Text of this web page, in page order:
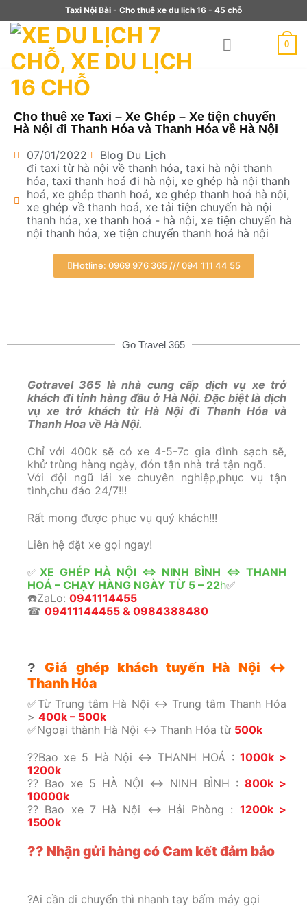
Taxi Nội Bài - Cho thuê xe du lịch 16 - 45 chỗ
0
Cho thuê xe Taxi – Xe Ghép – Xe tiện chuyến
Hà Nội đi Thanh Hóa và Thanh Hóa về Hà Nội
07/01/2022
Blog Du Lịch
đi taxi từ hà nội về thanh hóa, taxi hà nội thanh
hóa, taxi thanh hoá đi hà nội, xe ghép hà nội thanh
hoá, xe ghép thanh hoá, xe ghép thanh hoá hà nội,
xe ghép về thanh hoá, xe tải tiện chuyến hà nội
thanh hóa, xe thanh hoá - hà nội, xe tiện chuyến hà
nội thanh hóa, xe tiện chuyến thanh hoá hà nội
Hotline: 0969 976 365 /// 094 111 44 55
Go Travel 365
Gotravel 365 là nhà cung cấp dịch vụ xe trở
khách đi tỉnh hàng đầu ở Hà Nội. Đặc biệt là dịch
vụ xe trở khách từ Hà Nội đi Thanh Hóa và
Thanh Hoa về Hà Nội.
Chỉ với 400k sẽ có xe 4-5-7c gia đình sạch sẽ,
khử trùng hàng ngày, đón tận nhà trả tận ngõ.
Với đội ngũ lái xe chuyên nghiệp,phục vụ tận
tình,chu đáo 24/7!!!
Rất mong được phục vụ quý khách!!!
Liên hệ đặt xe gọi ngay!
✅ XE GHÉP HÀ NỘI <=> NINH BÌNH <=> THANH
HOÁ – CHẠY HÀNG NGÀY TỪ 5 – 22h✅
☎️ZaLo: 0941114455
☎ 09411144455 & 0984388480
?Giá ghép khách tuyến Hà Nội ↔️
Thanh Hóa
✅Từ Trung tâm Hà Nội ↔️ Trung tâm Thanh Hóa
> 400k – 500k
✅Ngoại thành Hà Nội ↔️ Thanh Hóa từ 500k
??Bao xe 5 Hà Nội ↔️ THANH HOÁ : 1000k >
1200k
?? Bao xe 5 HÀ NỘI ↔️ NINH BÌNH : 800k >
10000k
?? Bao xe 7 Hà Nội ↔️ Hải Phòng : 1200k >
1500k
?? Nhận gửi hàng có Cam kết đảm bảo
?Ai cần di chuyển thì nhanh tay bấm máy gọi